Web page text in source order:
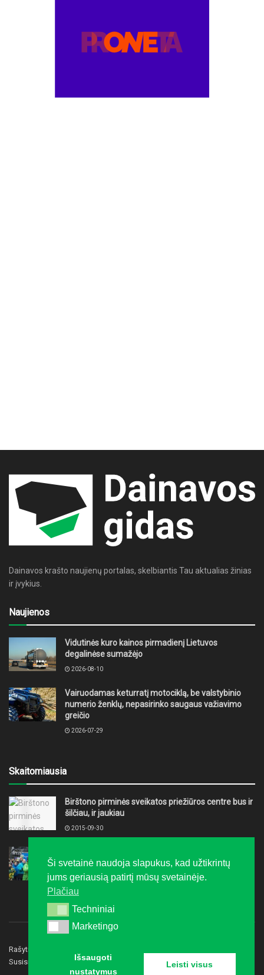
Dainavos krašto naujienų portalas, skelbiantis Tau aktualias žinias
ir įvykius.
Naujienos
Vidutinės kuro kainos pirmadienį Lietuvos
degalinėse sumažėjo
2026-08-10
Vairuodamas keturratį motociklą, be valstybinio
numerio ženklų, nepasirinko saugaus važiavimo
greičio
2026-07-29
Skaitomiausia
Birštono pirminės sveikatos priežiūros centre bus ir
šilčiau, ir jaukiau
2015-09-30
2016-02-08
Rašyti redakcijai
Susisiekite
Ši svetainė naudoja slapukus, kad užtikrintų
jums geriausią patirtį mūsų svetainėje.
Plačiau
Techniniai
Techniniai
Marketingo
Marketingo
Išsaugoti
nustatymus
Leisti visus